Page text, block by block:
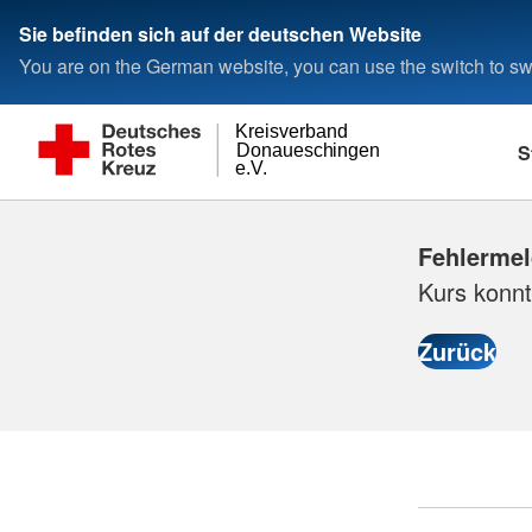
Sie befinden sich auf der deutschen Website
You are on the German website, you can use the switch to
e.V.
Donaueschingen
Kreisverband
Kurs